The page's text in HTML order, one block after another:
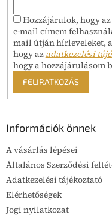
Hozzájárulok, hogy
e-mail címem
mail útján hírleveleket,
hogy az adatkezelési
hogy a hozzájárulásom
FELIRATKOZÁS
Információk önnek
A vásárlás lépései
Általános Szerződési
Adatkezelési tájékoztató
Elérhetőségek
Jogi nyilatkozat